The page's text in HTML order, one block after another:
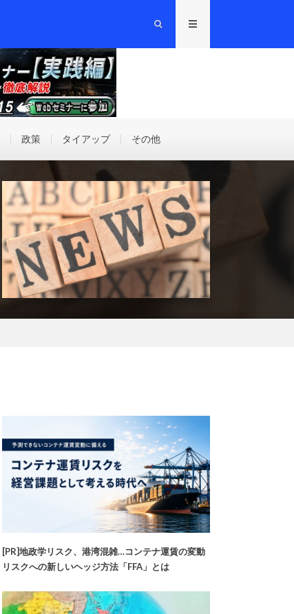
政策 タイアップ その他
[PR]地政学リスク、港湾混雑…コンテナ運賃の変動
リスクへの新しいヘッジ方法「FFA」とは